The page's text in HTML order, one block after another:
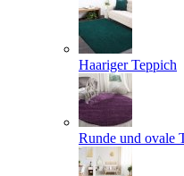
Haariger Teppich
Runde und ovale